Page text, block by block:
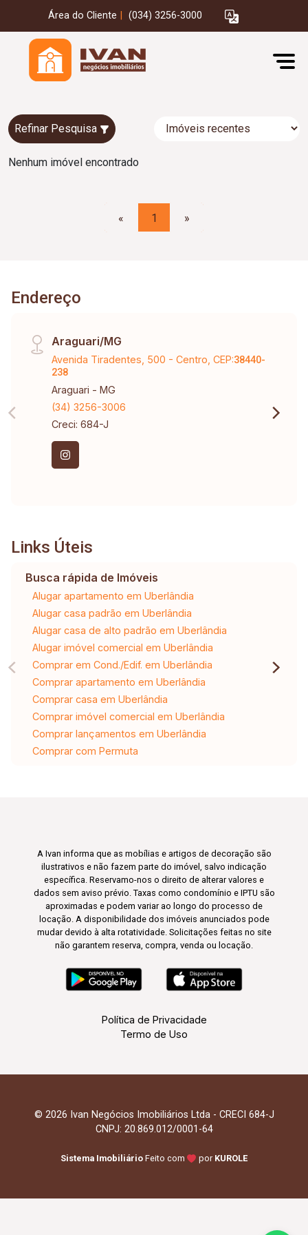
Área do Cliente (034) 3256-3000
Refinar Pesquisa
Nenhum imóvel encontrado
« 1 »
Endereço
Araguari/MG
Avenida Tiradentes, 500 - Centro, CEP:38440-
238
Araguari - MG
(34) 3256-3006
Creci: 684-J
Links Úteis
Busca rápida de Imóveis
Alugar apartamento em Uberlândia
Alugar casa padrão em Uberlândia
Alugar casa de alto padrão em Uberlândia
Alugar imóvel comercial em Uberlândia
Comprar em Cond./Edif. em Uberlândia
Comprar apartamento em Uberlândia
Comprar casa em Uberlândia
Comprar imóvel comercial em Uberlândia
Comprar lançamentos em Uberlândia
Comprar com Permuta
A Ivan informa que as mobílias e artigos de decoração são
ilustrativos e não fazem parte do imóvel, salvo indicação
específica. Reservamo-nos o direito de alterar valores e
dados sem aviso prévio. Taxas como condomínio e IPTU são
aproximadas e podem variar ao longo do processo de
locação. A disponibilidade dos imóveis anunciados pode
mudar devido à alta rotatividade. Solicitações feitas no site
não garantem reserva, compra, venda ou locação.
Política de Privacidade
Termo de Uso
© 2026 Ivan Negócios Imobiliários Ltda - CRECI 684-J
CNPJ: 20.869.012/0001-64
Sistema Imobiliário Feito com por KUROLE